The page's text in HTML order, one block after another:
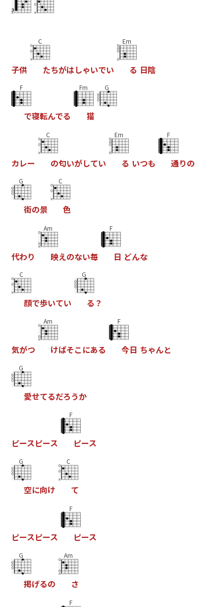
子供
C
たちがはしゃいでい
Em
る 日陰
F
で寝転んでる
Fm
猫
G
カ レー
C
の匂いがしてい
Em
る いつも
F
通りの
G
街の景
C
色
代わり
Am
映えのない毎
F
日 どんな
C
顔で歩いてい
G
る ？
気がつ
Am
けばそこ にある
F
今日 ちゃんと
G
愛せてるだろうか
ピースピース
F
ピース
G
空に向け
C
て
ピースピース
F
ピース
G
掲げるの
Am
さ
F